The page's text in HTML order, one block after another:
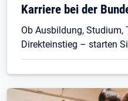
Karriere bei der
Ob Ausbildung, Studium,
Direkteinstieg – starten